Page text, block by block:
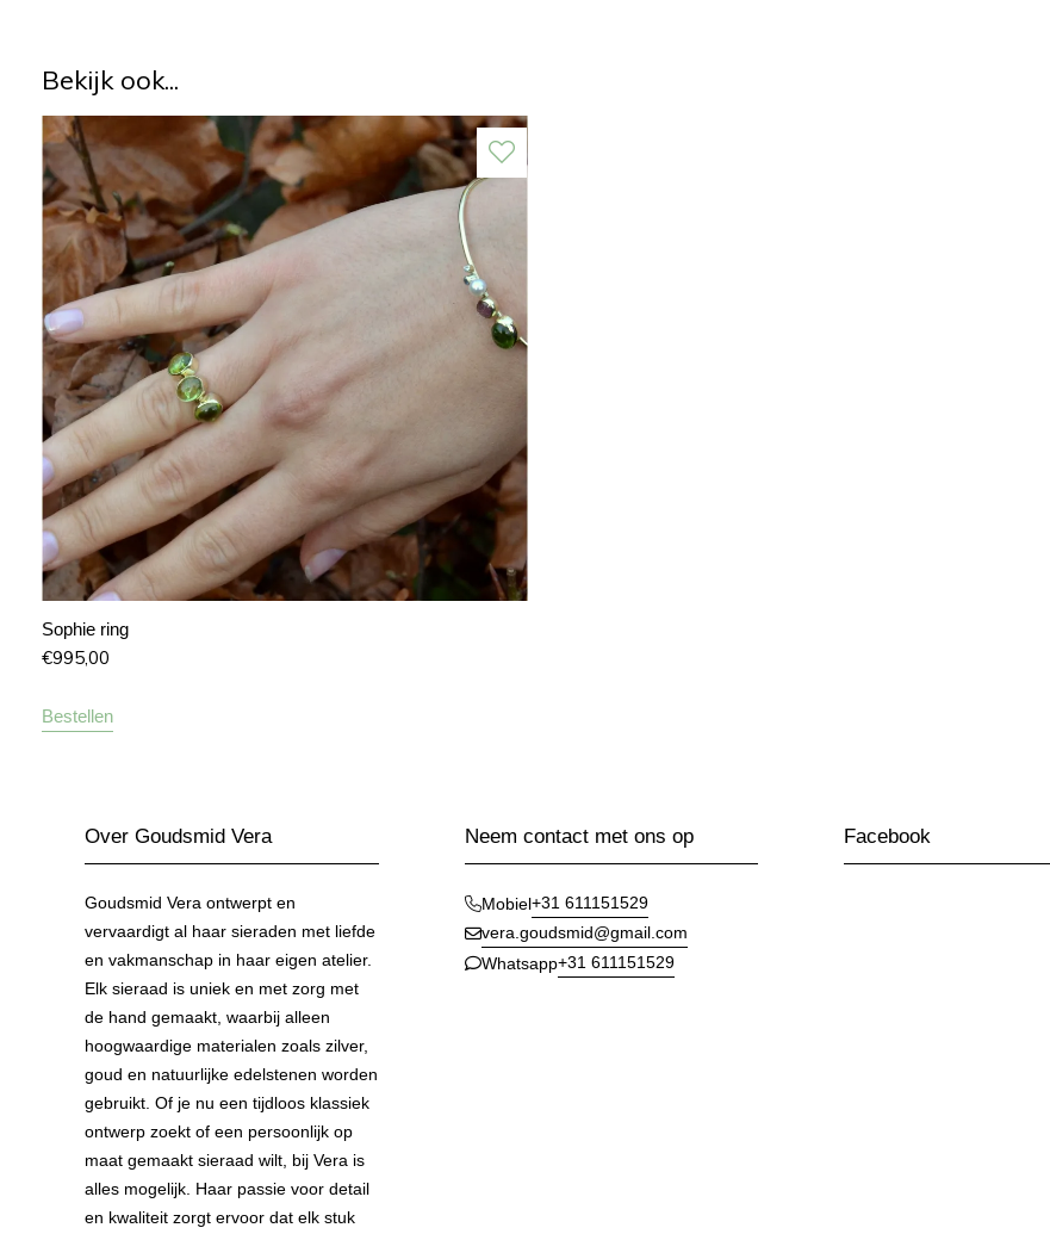
Bekijk ook...
Sophie ring
€995,00
Bestellen
Over Goudsmid Vera
Goudsmid Vera ontwerpt en
vervaardigt al haar sieraden met liefde
en vakmanschap in haar eigen atelier.
Elk sieraad is uniek en met zorg met
de hand gemaakt, waarbij alleen
hoogwaardige materialen zoals zilver,
goud en natuurlijke edelstenen worden
gebruikt. Of je nu een tijdloos klassiek
ontwerp zoekt of een persoonlijk op
maat gemaakt sieraad wilt, bij Vera is
alles mogelijk. Haar passie voor detail
en kwaliteit zorgt ervoor dat elk stuk
Neem contact met ons op
Mobiel+31 611151529
vera.goudsmid@gmail.com
Whatsapp+31 611151529
Facebook